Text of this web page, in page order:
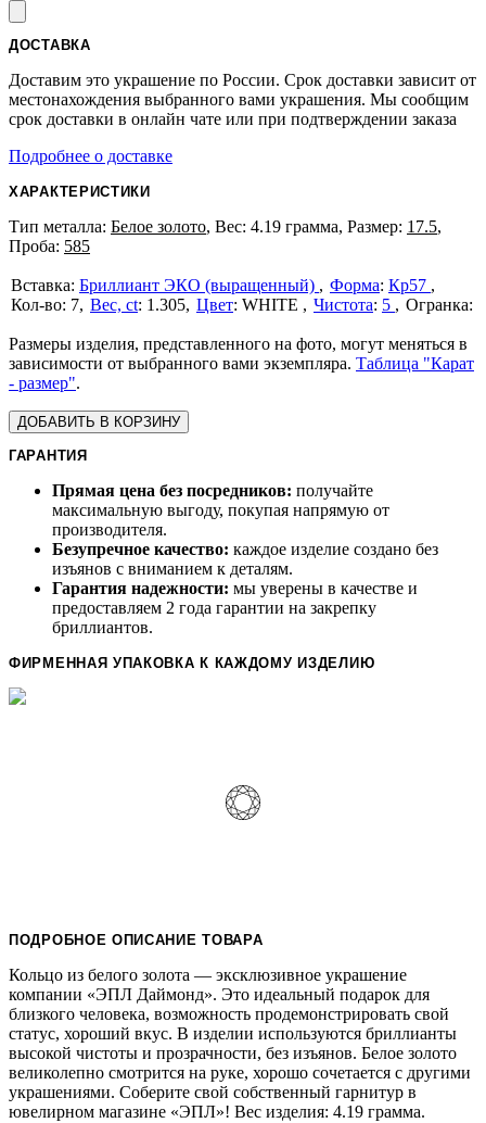
ДОСТАВКА
Доставим это украшение по России. Срок доставки зависит от
местонахождения выбранного вами украшения. Мы сообщим
срок доставки в онлайн чате или при подтверждении заказа
Подробнее о доставке
ХАРАКТЕРИСТИКИ
Тип металла: Белое золото, Вес: 4.19 грамма, Размер: 17.5,
Проба: 585
Бриллиант ЭКО (выращенный) Форма: Кр57
7 Вес, ct: 1.305 Цвет: WHITE Чистота: 5
Размеры изделия, представленного на фото, могут меняться в
зависимости от выбранного вами экземпляра. Таблица "Карат
- размер".
ДОБАВИТЬ В КОРЗИНУ
ГАРАНТИЯ
Прямая цена без посредников: получайте
максимальную выгоду, покупая напрямую от
производителя.
Безупречное качество: каждое изделие создано без
изъянов с вниманием к деталям.
Гарантия надежности: мы уверены в качестве и
предоставляем 2 года гарантии на закрепку
бриллиантов.
ФИРМЕННАЯ УПАКОВКА К КАЖДОМУ ИЗДЕЛИЮ
ПОДРОБНОЕ ОПИСАНИЕ ТОВАРА
Кольцо из белого золота — эксклюзивное украшение
компании «ЭПЛ Даймонд». Это идеальный подарок для
близкого человека, возможность продемонстрировать свой
статус, хороший вкус. В изделии используются бриллианты
высокой чистоты и прозрачности, без изъянов. Белое золото
великолепно смотрится на руке, хорошо сочетается с другими
украшениями. Соберите свой собственный гарнитур в
ювелирном магазине «ЭПЛ»! Вес изделия: 4.19 грамма.